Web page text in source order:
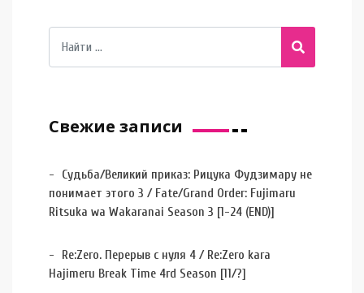
Свежие записи
Судьба/Великий приказ: Рицука Фудзимару не
понимает этого 3 / Fate/Grand Order: Fujimaru
Ritsuka wa Wakaranai Season 3 [1-24 (END)]
Re:Zero. Перерыв с нуля 4 / Re:Zero kara
Hajimeru Break Time 4rd Season [11/?]